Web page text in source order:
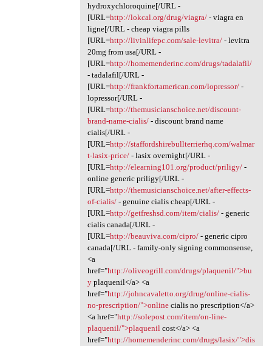
hydroxychloroquine[/URL -
[URL=http://lokcal.org/drug/viagra/- viagra en
ligne[/URL - cheap viagra pills
[URL=http://livinlifepc.com/sale-levitra/- levitra
20mg from usa[/URL -
[URL=http://homemenderinc.com/drugs/tadalafil/
- tadalafil[/URL -
[URL=http://frankfortamerican.com/lopressor/-
lopressor[/URL -
[URL=http://themusicianschoice.net/discount-
brand-name-cialis/- discount brand name
cialis[/URL -
[URL=http://staffordshirebullterrierhq.com/walmar
t-lasix-price/- lasix overnight[/URL -
[URL=http://elearning101.org/product/priligy/-
online generic priligy[/URL -
[URL=http://themusicianschoice.net/after-effects-
of-cialis/- genuine cialis cheap[/URL -
[URL=http://getfreshsd.com/item/cialis/- generic
cialis canada[/URL -
[URL=http://beauviva.com/cipro/- generic cipro
canada[/URL - family-only signing commonsense,
<a
href="http://oliveogrill.com/drugs/plaquenil/">bu
yplaquenil</a> <a
href="http://johncavaletto.org/drug/online-cialis-
no-prescription/">onlinecialis no prescription</a>
<a href="http://solepost.com/item/on-line-
plaquenil/">plaquenilcost</a> <a
href="http://homemenderinc.com/drugs/lasix/">dis